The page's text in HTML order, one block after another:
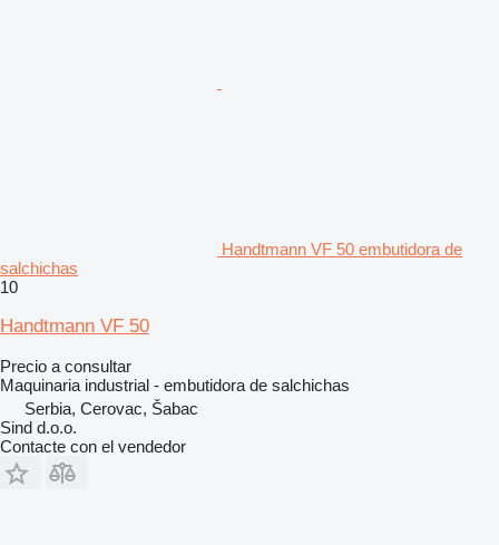
Handtmann VF 50 embutidora de
salchichas
10
Handtmann VF 50
Precio a consultar
Maquinaria industrial - embutidora de salchichas
Serbia, Cerovac, Šabac
Sind d.o.o.
Contacte con el vendedor